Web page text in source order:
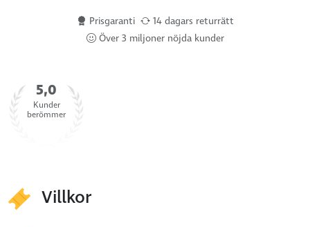
Prisgaranti
14 dagars returrätt
Över 3 miljoner nöjda kunder
5,0
Kunder
berömmer
Villkor